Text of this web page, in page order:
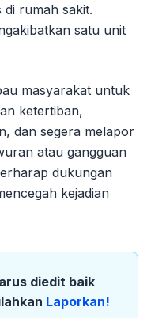
di rumah sakit.
satu unit
masyarakat untuk
ketertiban,
dan segera melapor
atau gangguan
dukungan
kejadian
diedit baik
Laporkan!